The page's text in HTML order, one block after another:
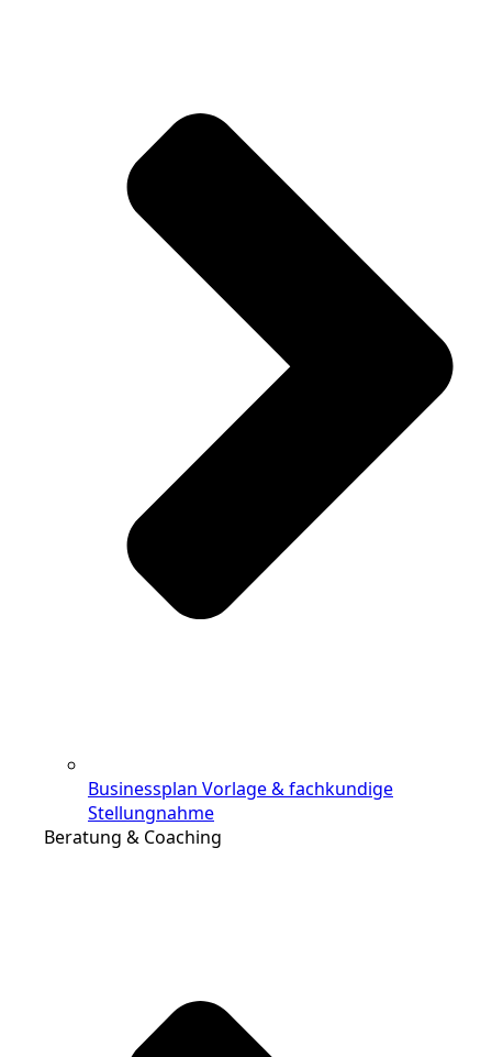
Businessplan Vorlage & fachkundige
Stellungnahme
Beratung & Coaching